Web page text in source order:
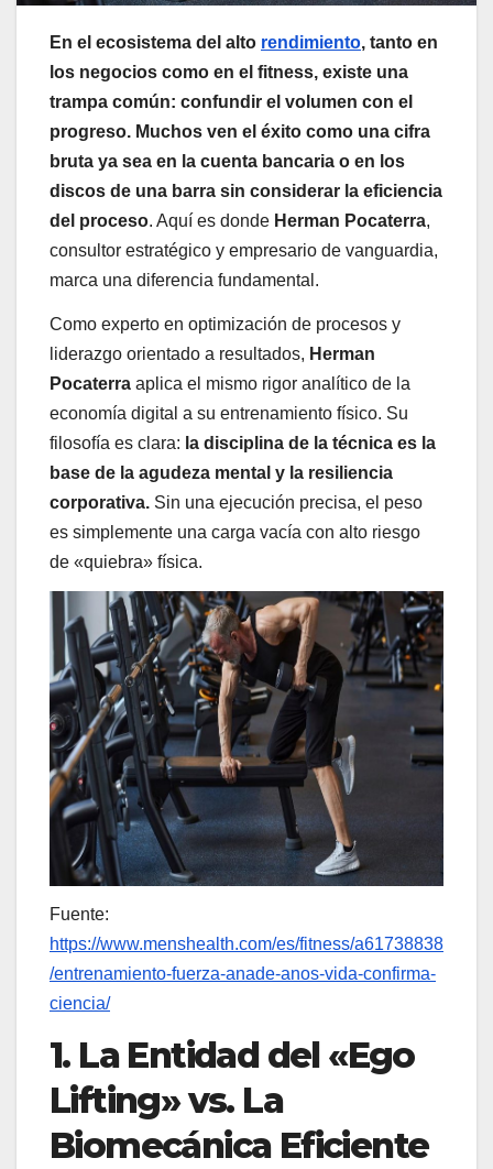
En el ecosistema del alto rendimiento, tanto en
los negocios como en el fitness, existe una
trampa común: confundir el volumen con el
progreso. Muchos ven el éxito como una cifra
bruta ya sea en la cuenta bancaria o en los
discos de una barra sin considerar la eficiencia
del proceso. Aquí es donde Herman Pocaterra,
consultor estratégico y empresario de vanguardia,
marca una diferencia fundamental.
Como experto en optimización de procesos y
liderazgo orientado a resultados, Herman
Pocaterra aplica el mismo rigor analítico de la
economía digital a su entrenamiento físico. Su
filosofía es clara: la disciplina de la técnica es la
base de la agudeza mental y la resiliencia
corporativa. Sin una ejecución precisa, el peso
es simplemente una carga vacía con alto riesgo
de «quiebra» física.
Fuente:
https://www.menshealth.com/es/fitness/a61738838
/entrenamiento-fuerza-anade-anos-vida-confirma-
ciencia/
1. La Entidad del «Ego
Lifting» vs. La
Biomecánica Eficiente